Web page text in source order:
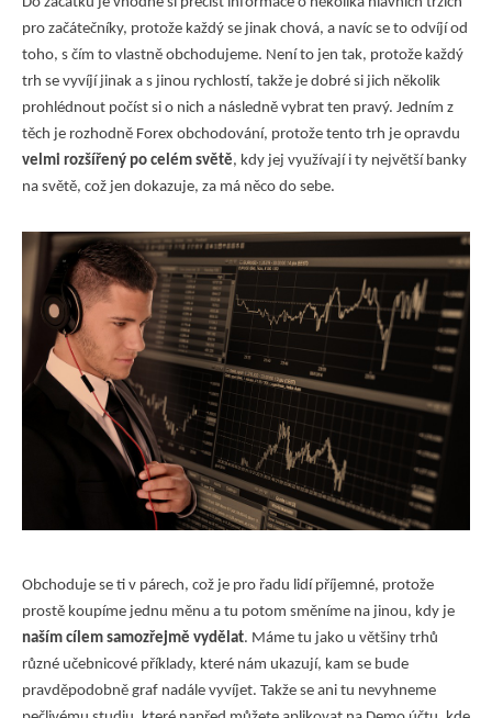
pro začátečníky, protože každý se jinak chová, a navíc se to odvíjí od
toho, s čím to vlastně obchodujeme. Není to jen tak, protože každý
trh se vyvíjí jinak a s jinou rychlostí, takže je dobré si jich několik
prohlédnout počíst si o nich a následně vybrat ten pravý. Jedním z
těch je rozhodně Forex obchodování, protože tento trh je opravdu
velmi rozšířený po celém světě, kdy jej využívají i ty největší banky
na světě, což jen dokazuje, za má něco do sebe.
Obchoduje se ti v párech, což je pro řadu lidí příjemné, protože
prostě koupíme jednu měnu a tu potom směníme na jinou, kdy je
naším cílem samozřejmě vydělat. Máme tu jako u většiny trhů
různé učebnicové příklady, které nám ukazují, kam se bude
pravděpodobně graf nadále vyvíjet. Takže se ani tu nevyhneme